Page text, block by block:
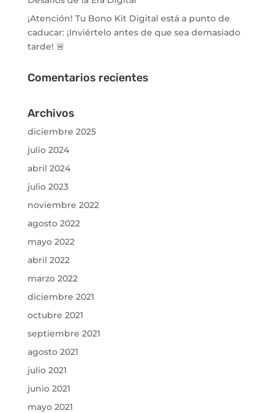
¡Atención! Tu Bono Kit Digital está a punto de
caducar: ¡Inviértelo antes de que sea demasiado
tarde! 🚨
Comentarios recientes
Archivos
diciembre 2025
julio 2024
abril 2024
julio 2023
noviembre 2022
agosto 2022
mayo 2022
abril 2022
marzo 2022
diciembre 2021
octubre 2021
septiembre 2021
agosto 2021
julio 2021
junio 2021
mayo 2021